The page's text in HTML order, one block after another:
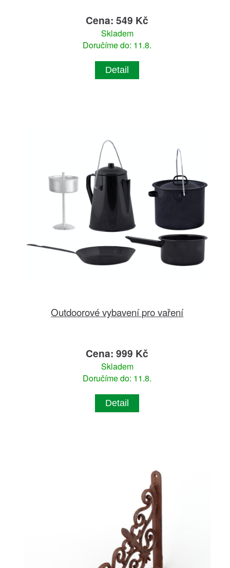
Cena: 549 Kč
Skladem
Doručíme do: 11.8.
Detail
Outdoorové vybavení pro vaření
Cena: 999 Kč
Skladem
Doručíme do: 11.8.
Detail